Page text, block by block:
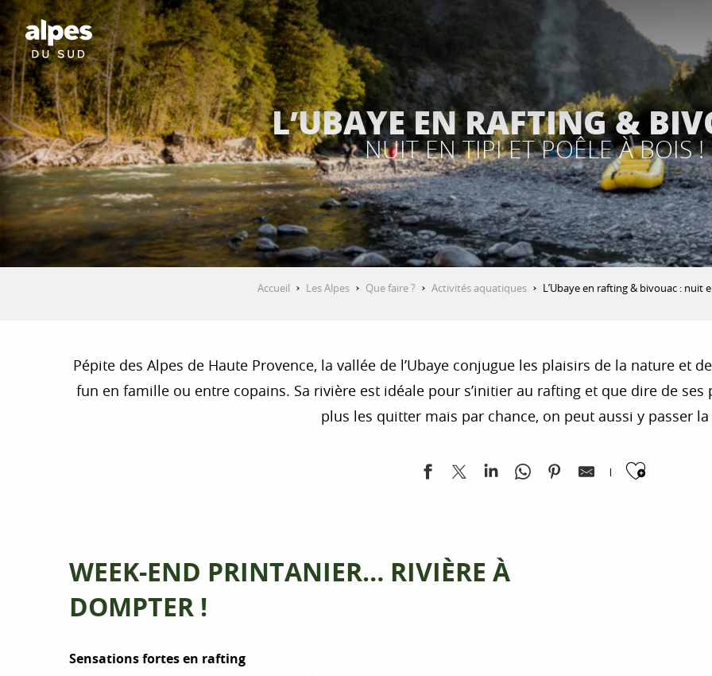
Aller
au
contenu
principal
L’UBAYE EN RAFTING &
NUIT EN TIPI ET POÊLE À BOIS !
Accueil Les Alpes Que faire ? Activités aquatiques L’Ubaye en rafting & bivouac : nuit
Pépite des Alpes de Haute Provence, la vallée de l’Ubaye conjugue les plaisirs de la nature et
fun en famille ou entre copains. Sa rivière est idéale pour s’initier au rafting et que dire de
plus les quitter mais par chance, on peut aussi y passer
WEEK-END PRINTANIER… RIVIÈRE À
DOMPTER !
Sensations fortes en rafting